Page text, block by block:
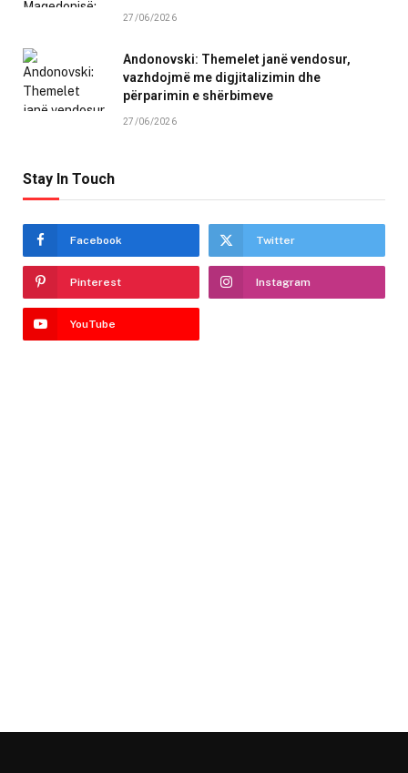
27/06/2026
Andonovski: Themelet janë vendosur,
vazhdojmë me digjitalizimin dhe
përparimin e shërbimeve
27/06/2026
Stay In Touch
Facebook Twitter
Pinterest Instagram
YouTube